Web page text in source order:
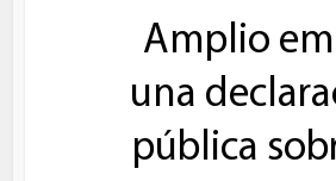
Amplio
una
pública